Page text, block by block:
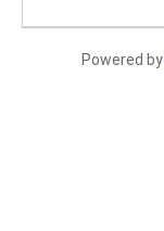
Powered by